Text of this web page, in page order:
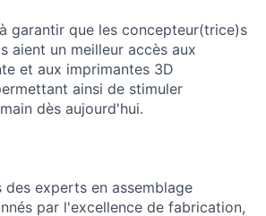
garantir que les concepteur(trice)s
aient un meilleur accès aux
et aux imprimantes 3D
ainsi de stimuler
dès aujourd'hui.
des experts en assemblage
par l'excellence de fabrication,